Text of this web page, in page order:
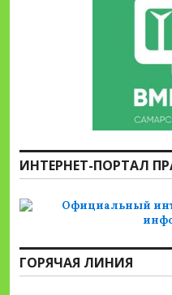
ИНТЕРНЕТ-ПОРТАЛ
ГОРЯЧАЯ ЛИНИЯ